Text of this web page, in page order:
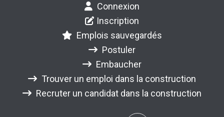
Connexion
Inscription
Emplois sauvegardés
Postuler
Embaucher
Trouver un emploi dans la construction
Recruter un candidat dans la construction